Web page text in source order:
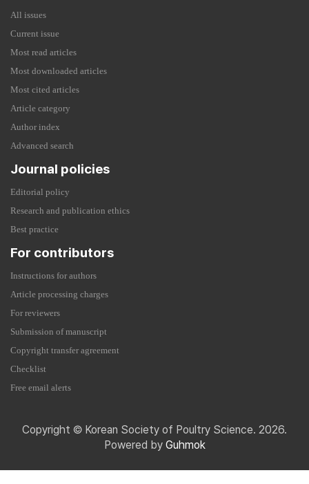
All issues
Current issue
Most read articles
Most downloaded articles
Most cited articles
Article category
Author index
Advanced search
Journal policies
Editorial policy
Research and publication ethics
Best practice
For contributors
Instructions for authors
Article processing charges
For reviewers
Submission of manuscript
Copyright transfer agreement
Checklist
Free email alerts
Copyright © Korean Society of Poultry Science. 2026.
Powered by Guhmok